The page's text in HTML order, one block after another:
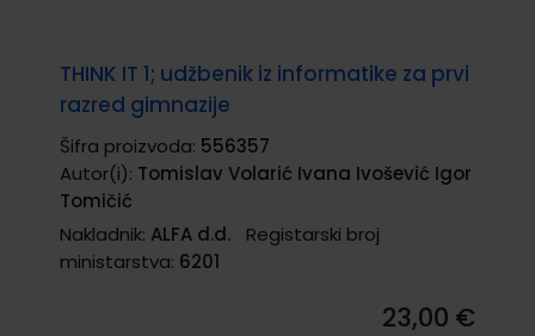
THINK IT 1; udžbenik iz informatike za prvi
razred gimnazije
Šifra proizvoda: 556357
Autor(i): Tomislav Volarić Ivana Ivošević Igor
Tomičić
Nakladnik: ALFA d.d.
Registarski broj
ministarstva: 6201
23,00 €